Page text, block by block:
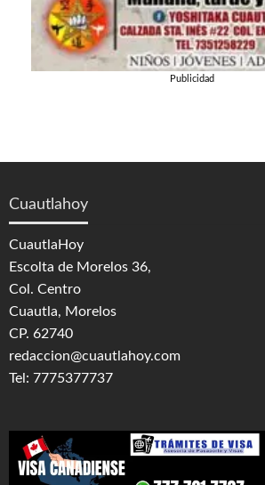
Publicidad
Cuautlahoy
CuautlaHoy
Escolta de Morelos 36,
Col. Centro
Cuautla, Morelos
CP. 62740
redaccion@cuautlahoy.com
Tel: 7775377737